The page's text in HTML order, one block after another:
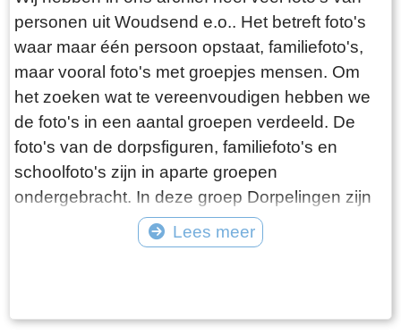
personen uit Woudsend e.o.. Het betreft foto's
waar maar één persoon opstaat, familiefoto's,
maar vooral foto's met groepjes mensen. Om
het zoeken wat te vereenvoudigen hebben we
de foto's in een aantal groepen verdeeld. De
foto's van de dorpsfiguren, familiefoto's en
schoolfoto's zijn in aparte groepen
ondergebracht. In deze groep Dorpelingen zijn
de overige foto's opgenomen, waaronder twee
speciale groepen, namelijk de lotelingen en de
kan dit beter met de zoekfunctie die in de
Lees meer